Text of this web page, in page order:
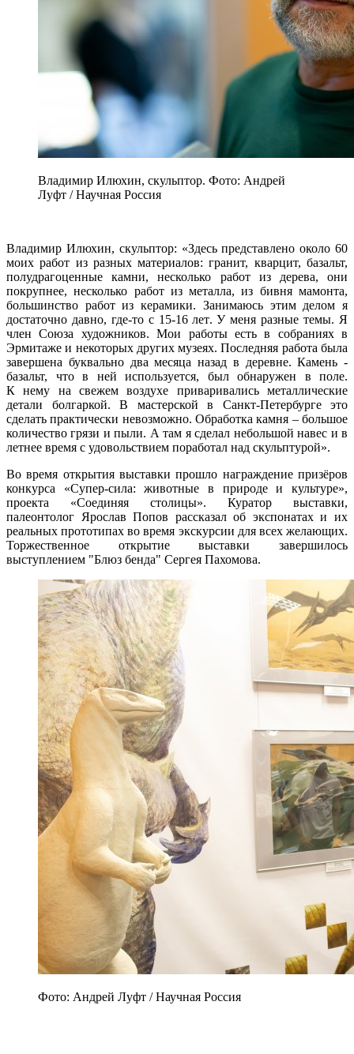
Владимир Илюхин, скульптор. Фото: Андрей
Луфт / Научная Россия
Владимир Илюхин, скульптор: «Здесь представлено около 60
моих работ из разных материалов: гранит, кварцит, базальт,
полудрагоценные камни, несколько работ из дерева, они
покрупнее, несколько работ из металла, из бивня мамонта,
большинство работ из керамики. Занимаюсь этим делом я
достаточно давно, где-то с 15-16 лет. У меня разные темы. Я
член Союза художников. Мои работы есть в собраниях в
Эрмитаже и некоторых других музеях. Последняя работа была
завершена буквально два месяца назад в деревне. Камень -
базальт, что в ней используется, был обнаружен в поле.
К нему на свежем воздухе приваривались металлические
детали болгаркой. В мастерской в Санкт-Петербурге это
сделать практически невозможно. Обработка камня – большое
количество грязи и пыли. А там я сделал небольшой навес и в
летнее время с удовольствием поработал над скульптурой».
Во время открытия выставки прошло награждение призёров
конкурса «Супер-сила: животные в природе и культуре»,
проекта «Соединяя столицы». Куратор выставки,
палеонтолог Ярослав Попов рассказал об экспонатах и их
реальных прототипах во время экскурсии для всех желающих.
Торжественное открытие выставки завершилось
выступлением "Блюз бенда" Сергея Пахомова.
Фото: Андрей Луфт / Научная Россия